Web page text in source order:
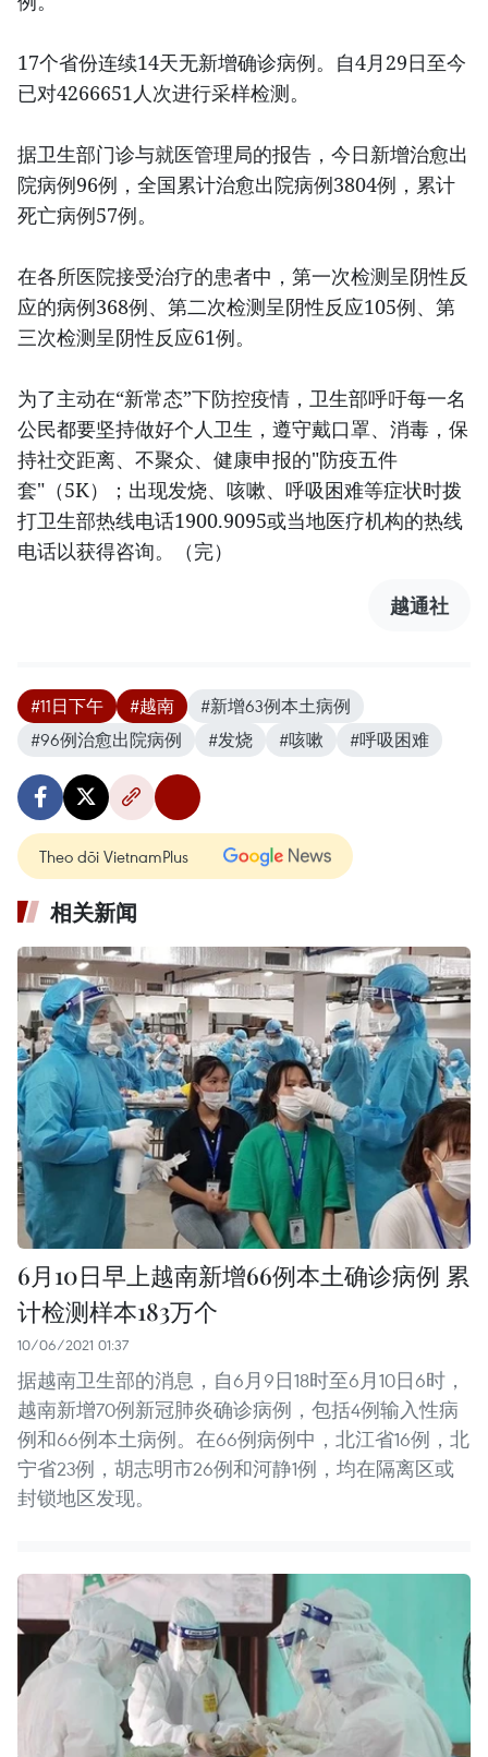
17个省份连续14天无新增确诊病例。自4月29日至今
已对4266651人次进行采样检测。
据卫生部门诊与就医管理局的报告，今日新增治愈出
院病例96例，全国累计治愈出院病例3804例，累计
死亡病例57例。
在各所医院接受治疗的患者中，第一次检测呈阴性反
应的病例368例、第二次检测呈阴性反应105例、第
三次检测呈阴性反应61例。
为了主动在“新常态”下防控疫情，卫生部呼吁每一名
公民都要坚持做好个人卫生，遵守戴口罩、消毒，保
持社交距离、不聚众、健康申报的"防疫五件
套"（5K）；出现发烧、咳嗽、呼吸困难等症状时拨
打卫生部热线电话1900.9095或当地医疗机构的热线
电话以获得咨询。（完）
越通社
#11日下午 #越南
#新增63例本土病例
#96例治愈出院病例
#发烧 #咳嗽 #呼吸困难
Theo dõi VietnamPlus
相关新闻
6月10日早上越南新增66例本土确诊病例 累
计检测样本183万个
10/06/2021 01:37
据越南卫生部的消息，自6月9日18时至6月10日6时，
越南新增70例新冠肺炎确诊病例，包括4例输入性病
例和66例本土病例。在66例病例中，北江省16例，北
宁省23例，胡志明市26例和河静1例，均在隔离区或
封锁地区发现。